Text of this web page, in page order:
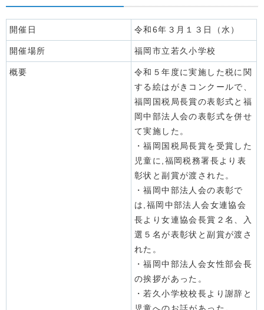
開催日 令和6年３月１３日（水）
開催場所 福岡市立若久小学校
概要
令和５年度に実施した税に関
する絵はがきコンクールで、
福岡国税局長賞の表彰式と福
岡中部法人会の表彰式を併せ
て実施した。
・福岡国税局長賞を受賞した
児童に, 福岡税務署長より表
彰状と副賞が渡された。
・福岡中部法人会の表彰で
は, 福岡中部法人会女連協会
長より女連協会長賞２名、入
選５名が表彰状と副賞が渡さ
れた。
・福岡中部法人会女性部会長
の挨拶があった。
・若久小学校校長より謝辞と